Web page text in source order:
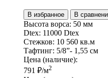
В избранное В
Высота ворса: 50 мм
Dtex: 11000 Dtex
Стежков: 10 560 кв.м
Тафтинг: 5/8”- 1,55 см
Цена (наличие):
791 ₽/м2